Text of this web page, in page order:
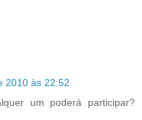
2010 às 22:52
um poderá participar?